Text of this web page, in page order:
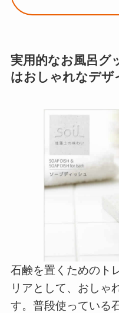
実用的なお風呂グ
はおしゃれなデザ
石鹸を置くためのト
リアとして、おしゃ
す。普段使っている